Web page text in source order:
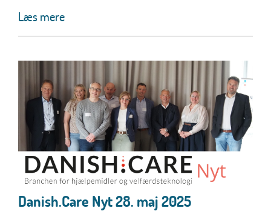
Læs mere
Danish.Care Nyt 28. maj 2025